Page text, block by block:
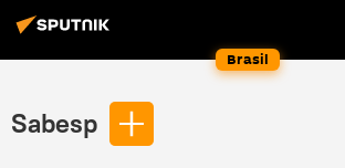
Brasil
Sabesp